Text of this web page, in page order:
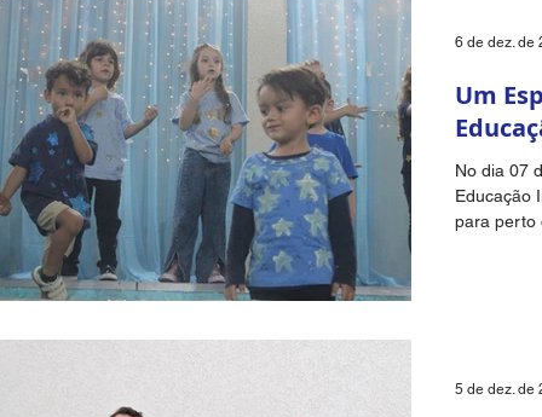
Um
No dia 07
Educação
para perto
6 de dez. de
5 de dez. de